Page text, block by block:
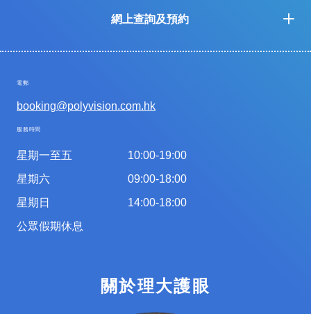
網上查詢及預約
電郵
booking@polyvision.com.hk
服務時間
星期一至五
星期六
星期日
公眾假期休息
10:00-19:00
09:00-18:00
14:00-18:00
關於理大護眼